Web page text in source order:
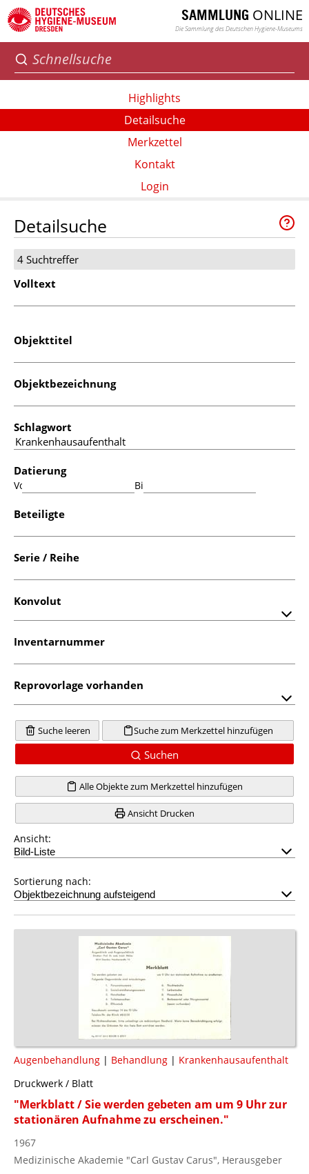
SAMMLUNG ONLINE
Die Sammlung des Deutschen Hygiene-Museums
Highlights
Detailsuche
Merkzettel
Kontakt
Login
Detailsuche
4 Suchtreffer
Volltext
Objekttitel
Objektbezeichnung
Schlagwort
Datierung
Von: Bis:
Beteiligte
Serie / Reihe
Konvolut
Inventarnummer
Reprovorlage vorhanden
Suche leeren Suche zum Merkzettel hinzufügen
Suchen
Alle Objekte zum Merkzettel hinzufügen
Ansicht Drucken
Ansicht:
Sortierung nach:
Augenbehandlung | Behandlung | Krankenhausaufenthalt
Druckwerk / Blatt
"Merkblatt / Sie werden gebeten am um 9 Uhr zur
stationären Aufnahme zu erscheinen."
1967
Medizinische Akademie "Carl Gustav Carus", Herausgeber